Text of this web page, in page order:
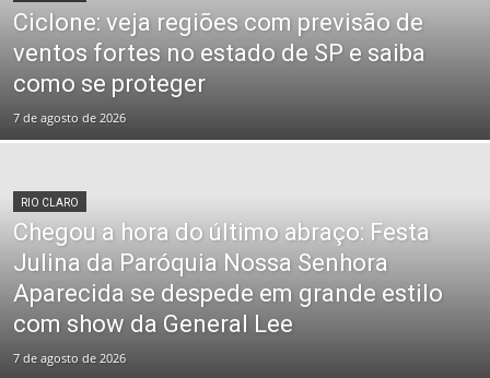
Ciclone: veja regiões com previsão de
ventos fortes no estado de SP e saiba
como se proteger
7 de agosto de 2026
RIO CLARO
Chegou a hora do último abraço: Festa
Julina da Paróquia Nossa Senhora
Aparecida se despede em grande estilo
com show da General Lee
7 de agosto de 2026